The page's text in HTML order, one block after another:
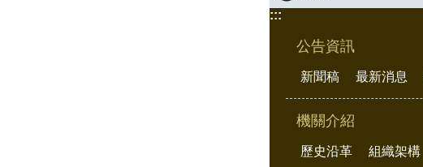
:::
公告資訊
新聞稿 最新消息
機關介紹
歷史沿革 組織架構